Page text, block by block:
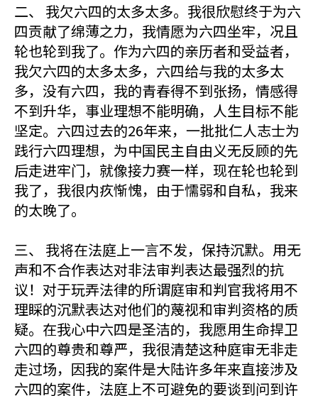
二、 我欠六四的太多太多。我很欣慰终于为六
四贡献了绵薄之力，我情愿为六四坐牢，况且
轮也轮到我了。作为六四的亲历者和受益者，
我欠六四的太多太多，六四给与我的太多太
多，没有六四，我的青春得不到张扬，情感得
不到升华，事业理想不能明确，人生目标不能
坚定。六四过去的26年来，一批批仁人志士为
践行六四理想，为中国民主自由义无反顾的先
后走进牢门，就像接力赛一样，现在轮也轮到
我了，我很内疚惭愧，由于懦弱和自私，我来
的太晚了。
三、 我将在法庭上一言不发，保持沉默。用无
声和不合作表达对非法审判表达最强烈的抗
议！对于玩弄法律的所谓庭审和判官我将用不
理睬的沉默表达对他们的蔑视和审判资格的质
疑。在我心中六四是圣洁的，我愿用生命捍卫
六四的尊贵和尊严，我很清楚这种庭审无非走
走过场，因我的案件是大陆许多年来直接涉及
六四的案件，法庭上不可避免的要谈到问到许